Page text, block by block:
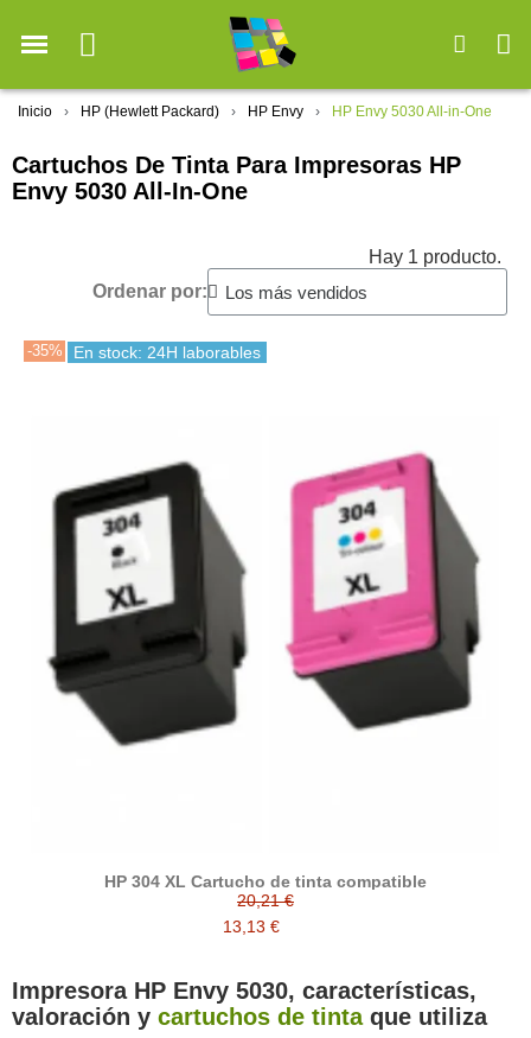
Inicio HP (Hewlett Packard) HP Envy HP Envy 5030 All-in-One
Cartuchos De Tinta Para Impresoras HP
Envy 5030 All-In-One
Hay 1 producto.
Ordenar por:
-35% En stock: 24H laborables
HP 304 XL Cartucho de tinta compatible
20,21 €
13,13 €
Impresora HP Envy 5030, características,
valoración y cartuchos de tintaque utiliza